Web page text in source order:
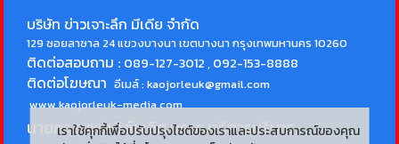
บริษัท ข่าวเจาะลึก มีเดีย จำกัด
129 ซอยลาซาล 24 แขวงบางนา เขตบางนา กรุงเทพมหานคร 10260
ติดต่อสอบถาม : 089-127-3012 , 092-153-8888
ติดต่อโฆษณา อีเมล์ :kaojorleuk@gmail.com
www.kaojorleuk-media.com
นายกรธนพล วิลัยเลิศบรรณาธิการบริหาร
เราใช้คุกกี้เพื่อปรับปรุงไซต์ของเราและประสบการณ์ของคุณ